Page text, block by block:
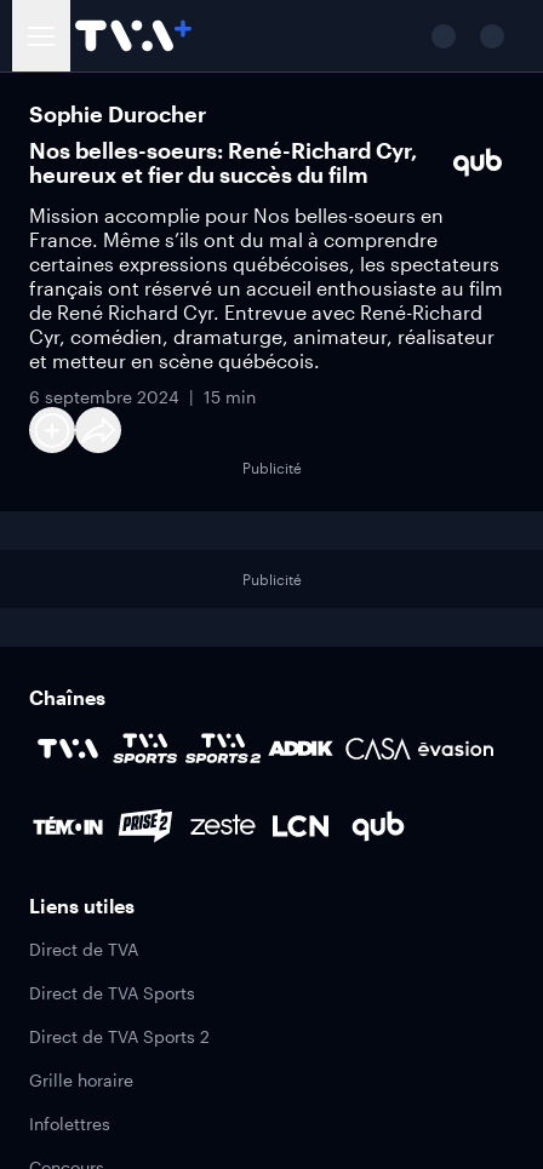
Sophie Durocher
Nos belles-soeurs: René-Richard Cyr,
heureux et fier du succès du film
Mission accomplie pour Nos belles-soeurs en
France. Même s’ils ont du mal à comprendre
certaines expressions québécoises, les spectateurs
français ont réservé un accueil enthousiaste au film
de René Richard Cyr. Entrevue avec René-Richard
Cyr, comédien, dramaturge, animateur, réalisateur
et metteur en scène québécois.
6 septembre 2024 15 min
Publicité
Publicité
Chaînes
Liens utiles
Direct de TVA
Direct de TVA Sports
Direct de TVA Sports 2
Grille horaire
Infolettres